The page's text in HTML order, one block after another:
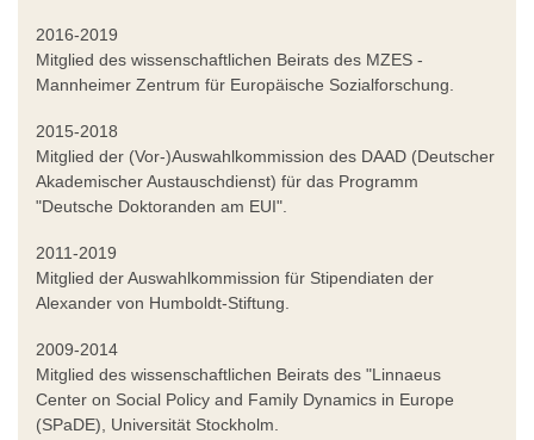
2016-2019
Mitglied des wissenschaftlichen Beirats des MZES -
Mannheimer Zentrum für Europäische Sozialforschung.
2015-2018
Mitglied der (Vor-)Auswahlkommission des DAAD (Deutscher
Akademischer Austauschdienst) für das Programm
"Deutsche Doktoranden am EUI".
2011-2019
Mitglied der Auswahlkommission für Stipendiaten der
Alexander von Humboldt-Stiftung.
2009-2014
Mitglied des wissenschaftlichen Beirats des "Linnaeus
Center on Social Policy and Family Dynamics in Europe
(SPaDE), Universität Stockholm.